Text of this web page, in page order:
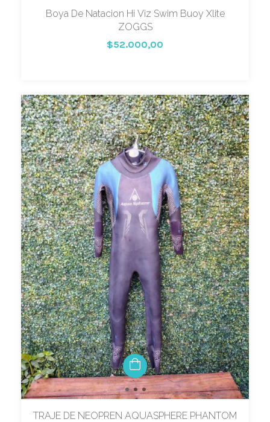
Boya De Natacion Hi Viz Swim Buoy Xlite
ZOGGS
$52.000,00
TRAJE DE NEOPREN AQUASPHERE PHANTOM